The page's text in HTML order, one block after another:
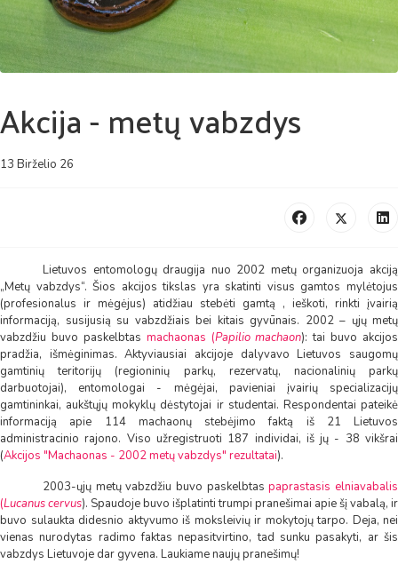
Akcija - metų vabzdys
13 Birželio 26
Lietuvos entomologų draugija nuo 2002 metų organizuoja akciją
„Metų vabzdys“. Šios akcijos tikslas yra skatinti visus gamtos mylėtojus
(profesionalus ir mėgėjus) atidžiau stebėti gamtą , ieškoti, rinkti įvairią
informaciją, susijusią su vabzdžiais bei kitais gyvūnais. 2002 – ųjų metų
vabzdžiu buvo paskelbtas machaonas (Papilio machaon): tai buvo akcijos
pradžia, išmėginimas. Aktyviausiai akcijoje dalyvavo Lietuvos saugomų
gamtinių teritorijų (regioninių parkų, rezervatų, nacionalinių parkų
darbuotojai), entomologai - mėgėjai, pavieniai įvairių specializacijų
gamtininkai, aukštųjų mokyklų dėstytojai ir studentai. Respondentai pateikė
informaciją apie 114 machaonų stebėjimo faktą iš 21 Lietuvos
administracinio rajono. Viso užregistruoti 187 individai, iš jų - 38 vikšrai
(Akcijos "Machaonas - 2002 metų vabzdys" rezultatai).
2003-ųjų metų vabzdžiu buvo paskelbtaspaprastasis elniavabalis
(Lucanus cervus). Spaudoje buvo išplatinti trumpi pranešimai apie šį vabalą, ir
buvo sulaukta didesnio aktyvumo iš moksleivių ir mokytojų tarpo. Deja, nei
vienas nurodytas radimo faktas nepasitvirtino, tad sunku pasakyti, ar šis
vabzdys Lietuvoje dar gyvena. Laukiame naujų pranešimų!